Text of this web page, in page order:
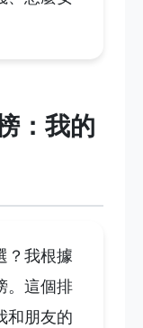
：我的
？我根據
。這個排
和朋友的